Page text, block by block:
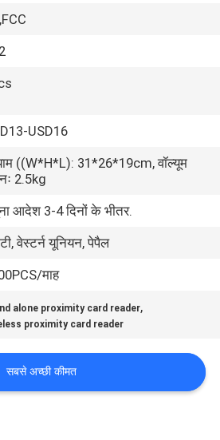
USD16
((W*H*L): 31*26*19cm, वॉल्यूम
2.5kg
आदेश 3-4 दिनों के भीतर.
वेस्टर्न यूनियन, पेपैल
माह
alone proximity card reader,
proximity card reader
सबसे अच्छी कीमत